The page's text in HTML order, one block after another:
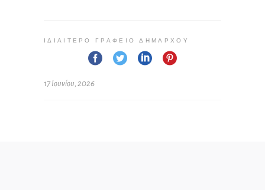
ΙΔΙΑΊΤΕΡΟ ΓΡΑΦΕΊΟ ΔΗΜΆΡΧΟΥ
17 Ιουνίου, 2026